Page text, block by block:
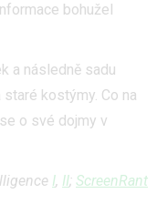
bohužel
a následně sadu
kostýmy. Co na
o své dojmy v
I, II; ScreenRant